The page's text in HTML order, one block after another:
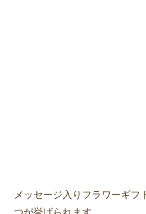
メッセージ入りフラワーギフ